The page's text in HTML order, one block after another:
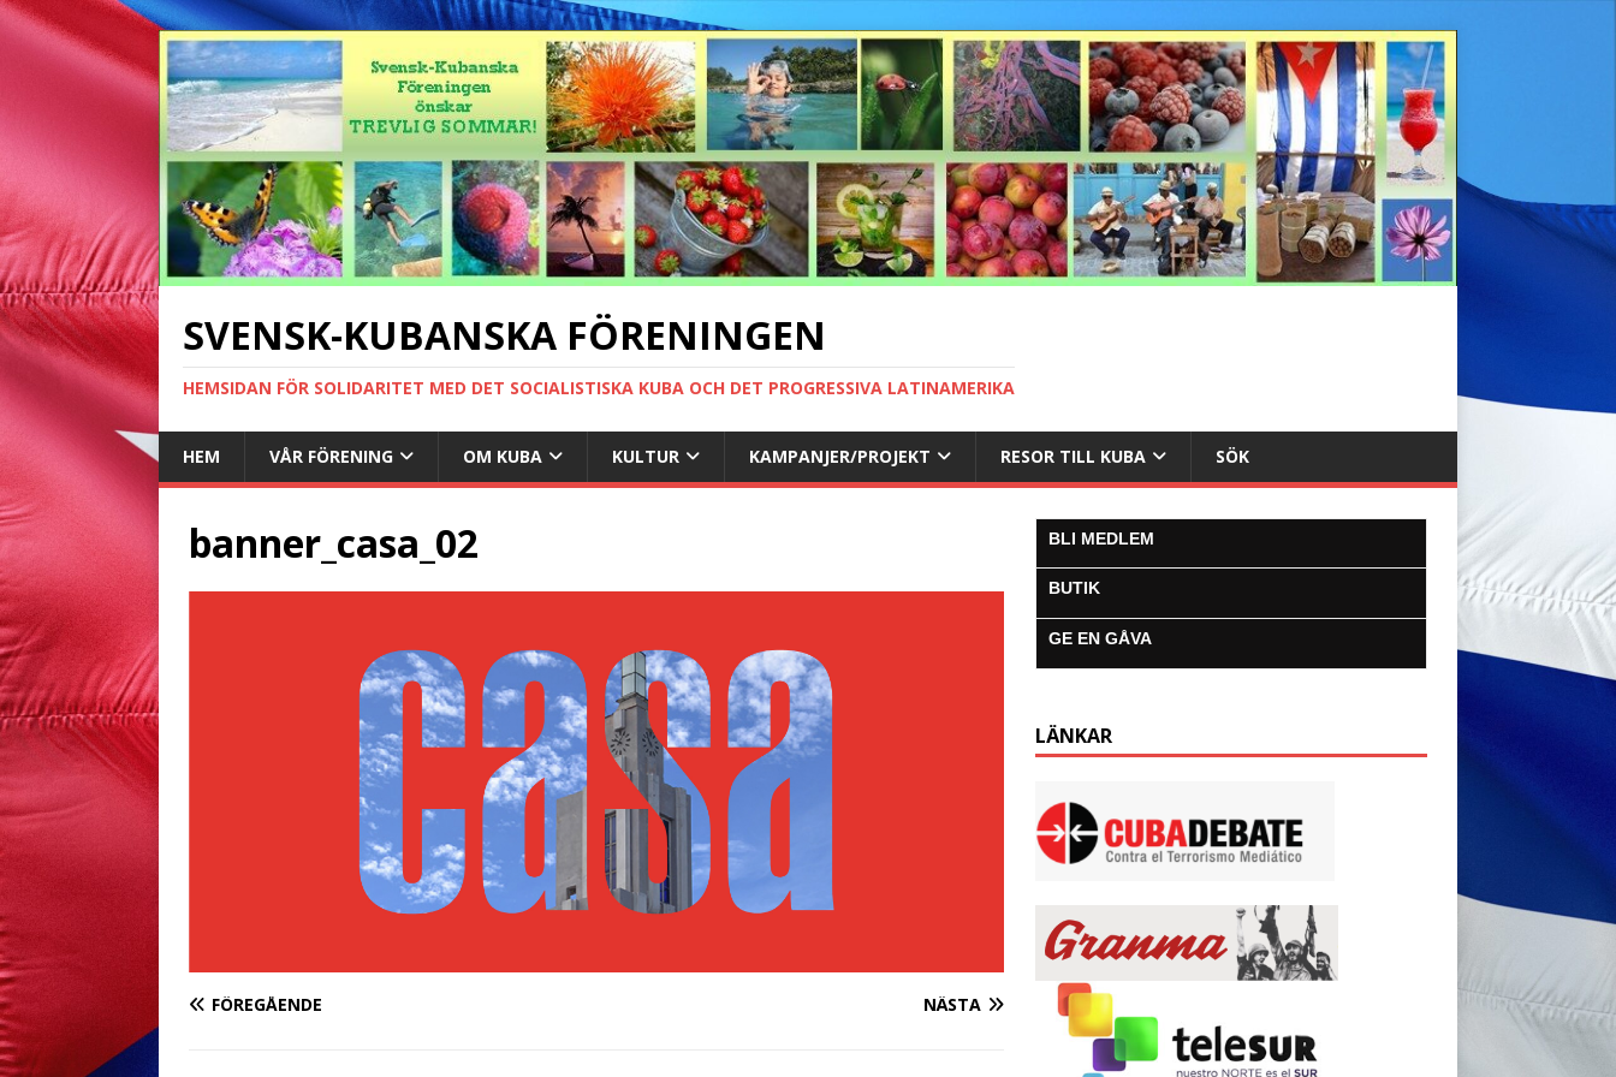
SVENSK-KUBANSKA FÖRENINGEN
HEMSIDAN FÖR SOLIDARITET MED DET SOCIALISTISKA KUBA OCH DET PROGRESSIVA LATINAMERIKA
HEM VÅR FÖRENING OM KUBA KULTUR KAMPANJER/PROJEKT RESOR TILL KUBA SÖK
banner_casa_02
FÖREGÅENDE NÄSTA
BLI MEDLEM
BUTIK
GE EN GÅVA
LÄNKAR